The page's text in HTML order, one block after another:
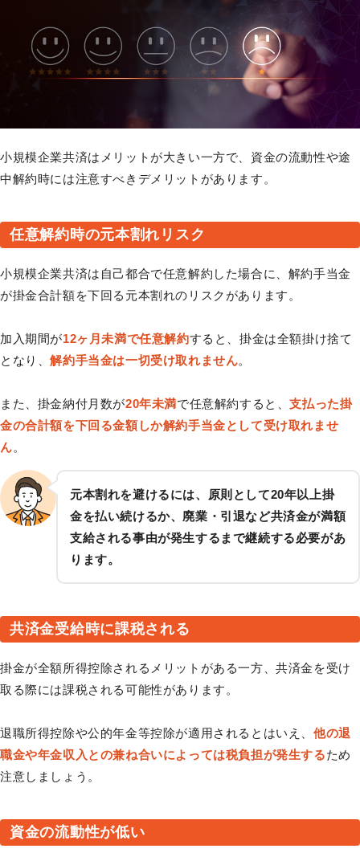
小規模企業共済はメリットが大きい一方で、資金の流動性や途
中解約時には注意すべきデメリットがあります。
任意解約時の元本割れリスク
小規模企業共済は自己都合で任意解約した場合に、解約手当金
が掛金合計額を下回る元本割れのリスクがあります。
加入期間が12ヶ月未満で任意解約すると、掛金は全額掛け捨て
となり、解約手当金は一切受け取れません。
また、掛金納付月数が20年未満で任意解約すると、支払った掛
金の合計額を下回る金額しか解約手当金として受け取れませ
ん。
元本割れを避けるには、原則として20年以上掛
金を払い続けるか、廃業・引退など共済金が満額
支給される事由が発生するまで継続する必要があ
ります。
共済金受給時に課税される
掛金が全額所得控除されるメリットがある一方、共済金を受け
取る際には課税される可能性があります。
退職所得控除や公的年金等控除が適用されるとはいえ、 他の退
職金や年金収入との兼ね合いによっては税負担が発生するため
注意しましょう。
資金の流動性が低い